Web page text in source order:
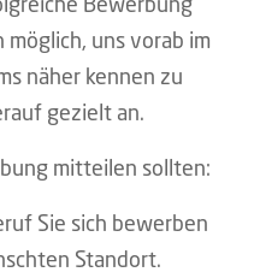
uns vorab im
näher kennen zu
gezielt an.
mitteilen sollten:
Sie sich bewerben
Standort.